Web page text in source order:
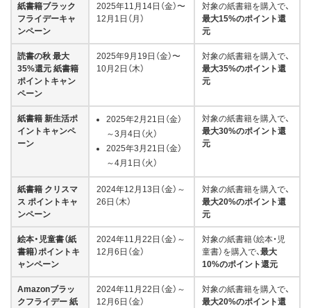
紙書籍ブラック
フライデーキャ
ンペーン
2025年11月14日（金）〜
12月1日（月）
対象の紙書籍を購入で、
最大15%のポイント還
元
読書の秋 最大
35%還元 紙書籍
ポイントキャン
ペーン
2025年9月19日（金）〜
10月2日（木）
対象の紙書籍を購入で、
最大35%のポイント還
元
紙書籍 新生活ポ
イントキャンペ
ーン
2025年2月21日（金）
～3月4日（火）
2025年3月21日（金）
～4月1日（火）
対象の紙書籍を購入で、
最大30%のポイント還
元
紙書籍 クリスマ
ス ポイントキャ
ンペーン
2024年12月13日（金）～
26日（木）
対象の紙書籍を購入で、
最大20%のポイント還
元
絵本・児童書（紙
書籍）ポイントキ
ャンペーン
2024年11月22日（金）～
12月6日（金）
対象の紙書籍（絵本・児
童書）を購入で、最大
10%のポイント還元
Amazonブラッ
クフライデー 紙
2024年11月22日（金）～
12月6日（金）
対象の紙書籍を購入で、
最大20%のポイント還